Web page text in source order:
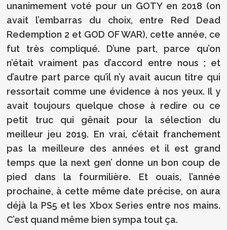
unanimement voté pour un GOTY en 2018 (on
avait l’embarras du choix, entre Red Dead
Redemption 2 et GOD OF WAR), cette année, ce
fut très compliqué. D’une part, parce qu’on
n’était vraiment pas d’accord entre nous ; et
d’autre part parce qu’il n’y avait aucun titre qui
ressortait comme une évidence à nos yeux. Il y
avait toujours quelque chose à redire ou ce
petit truc qui gênait pour la sélection du
meilleur jeu 2019. En vrai, c’était franchement
pas la meilleure des années et il est grand
temps que la next gen’ donne un bon coup de
pied dans la fourmilière. Et ouais, l’année
prochaine, à cette même date précise, on aura
déjà la PS5 et les Xbox Series entre nos mains.
C’est quand même bien sympa tout ça.